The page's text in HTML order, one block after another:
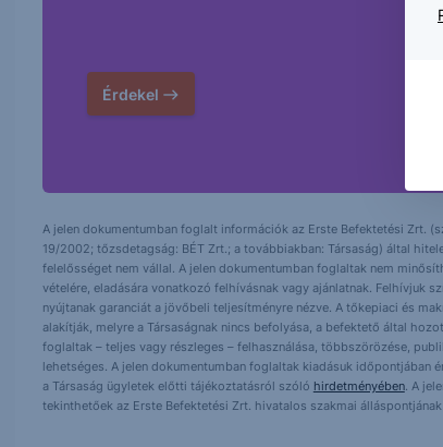
Érdekel
A jelen dokumentumban foglalt információk az Erste Befektetési Zrt.
19/2002; tőzsdetagság: BÉT Zrt.; a továbbiakban: Társaság) által
felelősséget nem vállal. A jelen dokumentumban foglaltak nem
vételére, eladására vonatkozó felhívásnak vagy ajánlatnak. Felhívjuk
nyújtanak garanciát a jövőbeli teljesítményre nézve. A tőkepiaci és
alakítják, melyre a Társaságnak nincs befolyása, a befektető által
foglaltak – teljes vagy részleges – felhasználása, többszörözése,
lehetséges. A jelen dokumentumban foglaltak kiadásuk időpontjában
a Társaság ügyletek előtti tájékoztatásról szóló hirdetményében. A
tekinthetőek az Erste Befektetési Zrt. hivatalos szakmai álláspontjának